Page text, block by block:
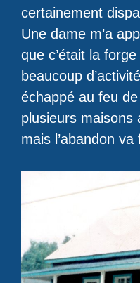
certainement
Une dame m’a
que c’était la
beaucoup
échappé au feu
plusieurs maisons
mais l’abandon